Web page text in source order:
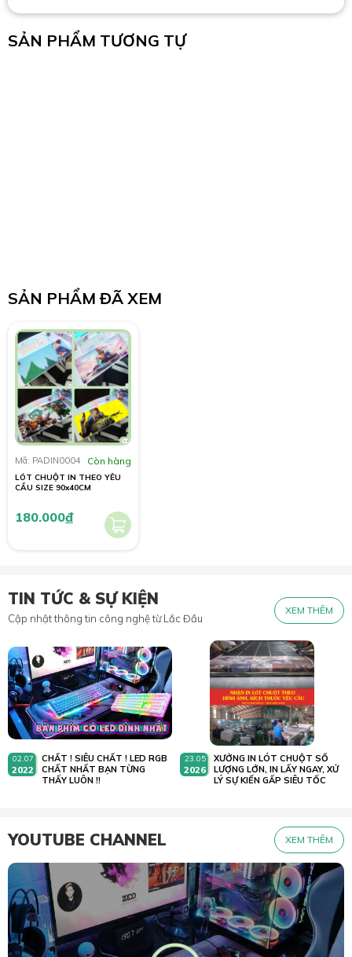
SẢN PHẨM TƯƠNG TỰ
SẢN PHẨM ĐÃ XEM
Mã: PADIN0004 Còn hàng
LÓT CHUỘT IN THEO YÊU
CẦU SIZE 90x40CM
180.000đ
TIN TỨC & SỰ KIỆN
Cập nhật thông tin công nghệ từ Lắc Đầu
XEM THÊM
02.07
2022
CHẤT ! SIÊU CHẤT ! LED RGB
CHẤT NHẤT BẠN TỪNG
THẤY LUÔN !!
23.05
2026
XƯỞNG IN LÓT CHUỘT SỐ
LƯỢNG LỚN, IN LẤY NGAY, XỬ
LÝ SỰ KIẾN GẤP SIÊU TỐC
YOUTUBE CHANNEL XEM THÊM